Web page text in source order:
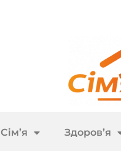
Сім’я Здоров’я